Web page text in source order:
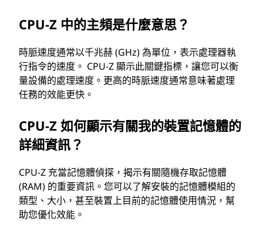
CPU-Z 中的主頻是什麼意思？
時脈速度通常以千兆赫 (GHz) 為單位，表示處理器執
行指令的速度。 CPU-Z 顯示此關鍵指標，讓您可以衡
量設備的處理速度。更高的時脈速度通常意味著處理
任務的效能更快。
CPU-Z 如何顯示有關我的裝置記憶體的
詳細資訊？
CPU-Z 充當記憶體偵探，揭示有關隨機存取記憶體
(RAM) 的重要資訊。您可以了解安裝的記憶體模組的
類型、大小，甚至裝置上目前的記憶體使用情況，幫
助您優化效能。